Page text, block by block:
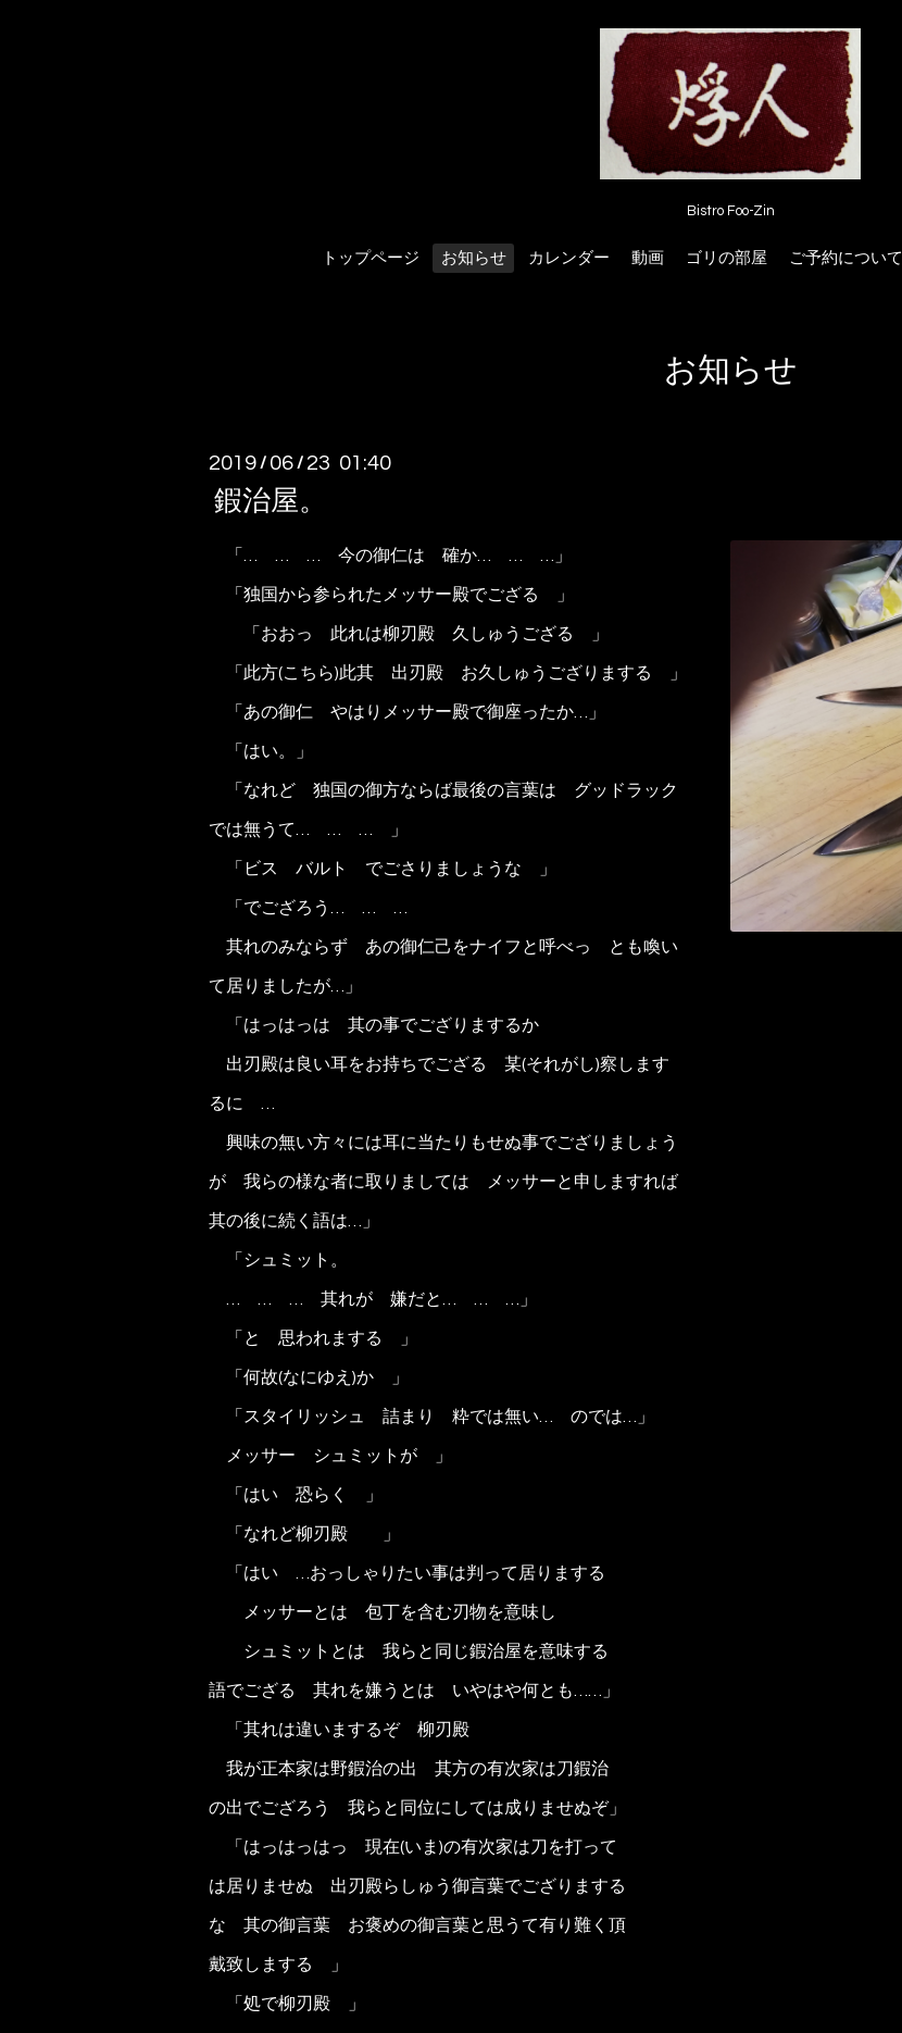
Bistro Foo-Zin
トップページ お知らせ カレンダー 動画 ゴリの部屋 ご予約について
お知らせ
2019 / 06 / 23 01:40
鍜治屋。
「… … … 今の御仁は 確か… … …」
「独国から参られたメッサー殿でござる 」
「おおっ 此れは柳刃殿 久しゅうござる 」
「此方(こちら)此其 出刃殿 お久しゅうござりまする 」
「あの御仁 やはりメッサー殿で御座ったか…」
「はい。」
「なれど 独国の御方ならば最後の言葉は グッドラック
では無うて… … … 」
「ビス バルト でごさりましょうな 」
「でござろう… … …
其れのみならず あの御仁己をナイフと呼べっ とも喚い
て居りましたが…」
「はっはっは 其の事でござりまするか
出刃殿は良い耳をお持ちでござる 某(それがし)察します
るに …
興味の無い方々には耳に当たりもせぬ事でござりましょう
が 我らの様な者に取りましては メッサーと申しますれば
其の後に続く語は…」
「シュミット。
… … … 其れが 嫌だと… … …」
「と 思われまする 」
「何故(なにゆえ)か 」
「スタイリッシュ 詰まり 粋では無い… のでは…」
メッサー シュミットが 」
「はい 恐らく 」
「なれど柳刃殿 」
「はい …おっしゃりたい事は判って居りまする
メッサーとは 包丁を含む刃物を意味し
シュミットとは 我らと同じ鍜治屋を意味する
語でござる 其れを嫌うとは いやはや何とも……」
「其れは違いまするぞ 柳刃殿
我が正本家は野鍜治の出 其方の有次家は刀鍜治
の出でござろう 我らと同位にしては成りませぬぞ」
「はっはっはっ 現在(いま)の有次家は刀を打って
は居りませぬ 出刃殿らしゅう御言葉でござりまする
な 其の御言葉 お褒めの御言葉と思うて有り難く頂
戴致しまする 」
「処で柳刃殿 」